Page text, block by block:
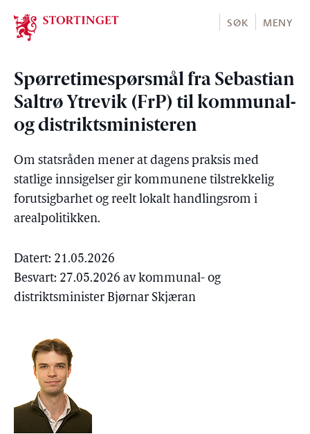
Stortinget.no
SØK MENY
Spørretimespørsmål fra Sebastian
Saltrø Ytrevik (FrP) til kommunal-
og distriktsministeren
Om statsråden mener at dagens praksis med
statlige innsigelser gir kommunene tilstrekkelig
forutsigbarhet og reelt lokalt handlingsrom i
arealpolitikken.
Datert: 21.05.2026
Besvart: 27.05.2026 av kommunal- og
distriktsminister Bjørnar Skjæran